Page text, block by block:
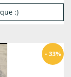
:)
- 33%